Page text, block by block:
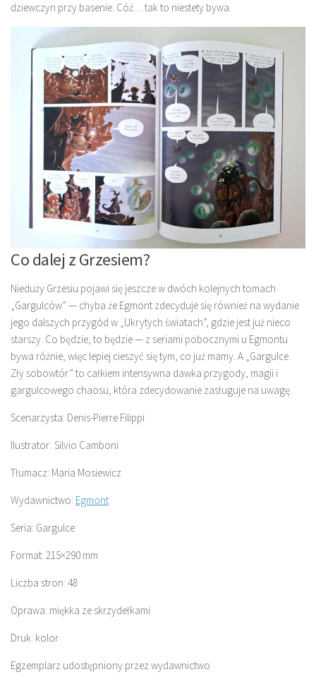
dziewczyn przy basenie. Cóż… tak to niestety bywa.
Co dalej z Grzesiem?
Nieduży Grzesiu pojawi się jeszcze w dwóch kolejnych tomach
„Gargulców” — chyba że Egmont zdecyduje się również na wydanie
jego dalszych przygód w „Ukrytych światach”, gdzie jest już nieco
starszy. Co będzie, to będzie — z seriami pobocznymi u Egmontu
bywa różnie, więc lepiej cieszyć się tym, co już mamy. A „Gargulce.
Zły sobowtór” to całkiem intensywna dawka przygody, magii i
gargulcowego chaosu, która zdecydowanie zasługuje na uwagę.
Scenarzysta: Denis-Pierre Filippi
Ilustrator: Silvio Camboni
Tłumacz: Maria Mosiewicz
Wydawnictwo: Egmont
Seria: Gargulce
Format: 215×290 mm
Liczba stron: 48
Oprawa: miękka ze skrzydełkami
Druk: kolor
Egzemplarz udostępniony przez wydawnictwo